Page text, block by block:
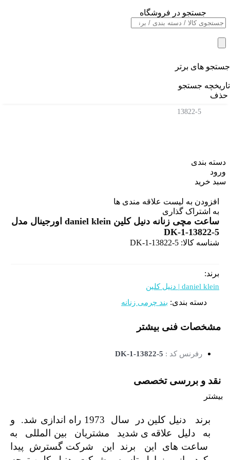
جستجو در فروشگاه
جستجو های برتر
تاریخچه جستجو
حذف
خانه
بند چرمی زنانه
13822-5
دسته بندی
ورود
سبد خرید
افزودن به لیست علاقه مندی ها
به اشتراک گذاری
ساعت مچی زنانه دنیل کلین daniel klein اورجینال مدل
DK-1-13822-5
شناسه کالا: DK-1-13822-5
برند:
daniel klein | دنیل کلین
دسته بندی: بند چرمی زنانه
مشخصات فنی بیشتر
رفرنس کد : DK-1-13822-5
نقد و بررسی تخصصی
بیشتر
برند دنیل کلین در سال 1973 راه اندازی شد. و
به دلیل علاقه ی شدید مشتریان بین المللی به
ساعت های این برند این شرکت گسترش پیدا